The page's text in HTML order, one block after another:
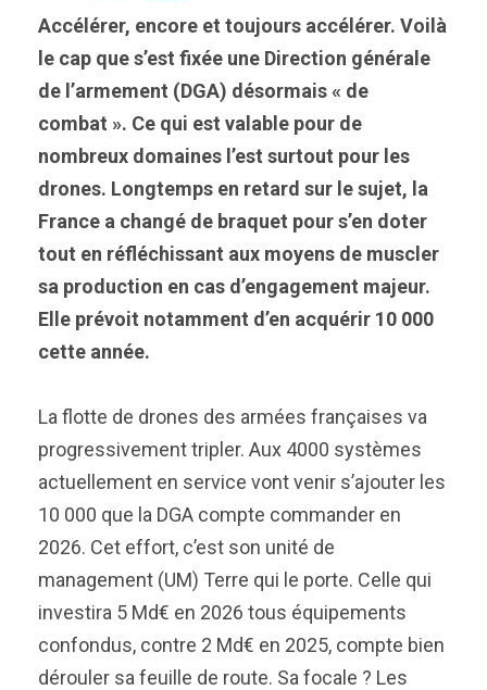
Accélérer, encore et toujours accélérer. Voilà
le cap que s’est fixée une Direction générale
de l’armement (DGA) désormais « de
combat ». Ce qui est valable pour de
nombreux domaines l’est surtout pour les
drones. Longtemps en retard sur le sujet, la
France a changé de braquet pour s’en doter
tout en réfléchissant aux moyens de muscler
sa production en cas d’engagement majeur.
Elle prévoit notamment d’en acquérir 10 000
cette année.
La flotte de drones des armées françaises va
progressivement tripler. Aux 4000 systèmes
actuellement en service vont venir s’ajouter les
10 000 que la DGA compte commander en
2026. Cet effort, c’est son unité de
management (UM) Terre qui le porte. Celle qui
investira 5 Md€ en 2026 tous équipements
confondus, contre 2 Md€ en 2025, compte bien
dérouler sa feuille de route. Sa focale ? Les